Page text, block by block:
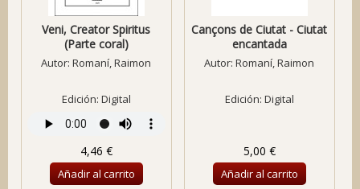
Veni, Creator Spiritus
(Parte coral)
Autor:Romaní, Raimon
Edición: Digital
4,46 €
Añadir al carrito
Cançons de Ciutat - Ciutat
encantada
Autor:Romaní, Raimon
Edición: Digital
5,00 €
Añadir al carrito